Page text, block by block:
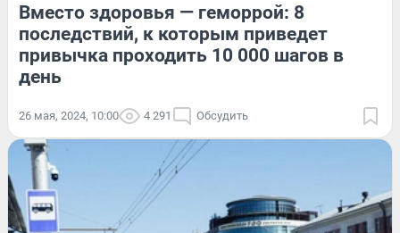
Вместо здоровья — геморрой: 8
последствий, к которым приведет
привычка проходить 10 000 шагов в
день
26 мая, 2024, 10:00 4 291 Обсудить